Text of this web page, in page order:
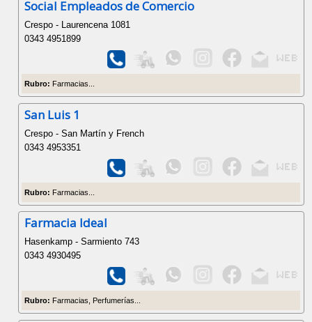
Social Empleados de Comercio
Crespo - Laurencena 1081
0343 4951899
Rubro: Farmacias...
San Luis 1
Crespo - San Martín y French
0343 4953351
Rubro: Farmacias...
Farmacia Ideal
Hasenkamp - Sarmiento 743
0343 4930495
Rubro: Farmacias, Perfumerías...